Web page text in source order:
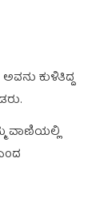
ಕುಳಿತಿದ್ದ
ವಾಣಿಯಲ್ಲಿ